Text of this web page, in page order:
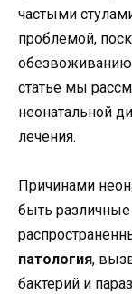
частыми
проблемой,
статье мы
неонатальной
лечения.
Причинами
быть
патология,
бактерий и